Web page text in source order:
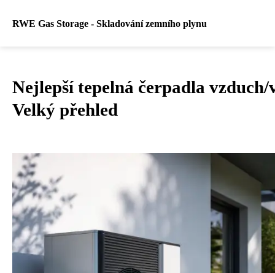
RWE Gas Storage - Skladování zemního plynu
Nejlepší tepelná čerpadla
Velký přehled